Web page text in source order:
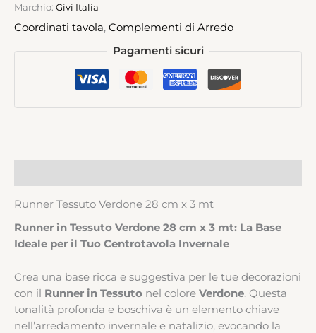
Marchio: Givi Italia
Coordinati tavola, Complementi di Arredo
Pagamenti sicuri
Runner Tessuto Verdone 28 cm x 3 mt
Runner in Tessuto Verdone 28 cm x 3 mt: La Base
Ideale per il Tuo Centrotavola Invernale
Crea una base ricca e suggestiva per le tue decorazioni
con il Runner in Tessuto nel colore Verdone. Questa
tonalità profonda e boschiva è un elemento chiave
nell’arredamento invernale e natalizio, evocando la